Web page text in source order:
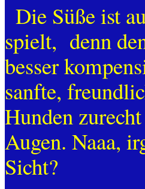
Die Süße ist
spielt, denn
besser
sanfte,
Hunden
Augen. Naaa,
Sicht?